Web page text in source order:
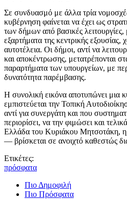
Σε συνδυασμό με άλλα τρία
κυβέρνηση φαίνεται να έχει ως
των δήμων από βασικές λειτουργίες,
εξαρτήματα της κεντρικής εξουσίας,
αυτοτέλεια. Οι δήμοι, αντί να
και αποκέντρωσης, μετατρέπονται
παραρτήματα των υπουργείων, με
δυνατότητα παρέμβασης.
Η συνολική εικόνα αποτυπώνει μια
εμπιστεύεται την Τοπική
αντί για συνεργάτη και που
περιορίσει, να την φιμώσει και
Ελλάδα του Κυριάκου Μητσοτάκη, η
— βρίσκεται σε ανοιχτό καθεστώς
Ετικέτες:
πρόσφατα
Πιο Δημοφιλή
Πιο Πρόσφατα